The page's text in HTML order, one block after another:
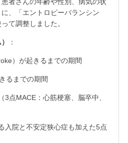
者さんの年齢や性別、病気の状
、「エントロピーバランシン
て調整しました。
：
）が起きるまでの期間
るまでの期間
3点MACE：心筋梗塞、脳卒中、
入院と不安定狭心症も加えた5点